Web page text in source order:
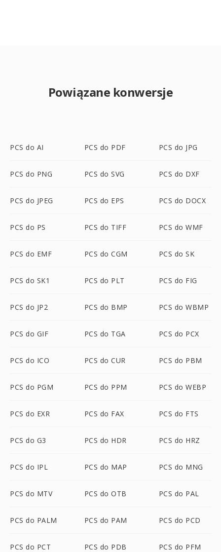
Powiązane konwersje
PCS do AI PCS do PDF PCS do JPG
PCS do PNG PCS do SVG PCS do DXF
PCS do JPEG PCS do EPS PCS do DOCX
PCS do PS PCS do TIFF PCS do WMF
PCS do EMF PCS do CGM PCS do SK
PCS do SK1 PCS do PLT PCS do FIG
PCS do JP2 PCS do BMP PCS do WBMP
PCS do GIF PCS do TGA PCS do PCX
PCS do ICO PCS do CUR PCS do PBM
PCS do PGM PCS do PPM PCS do WEBP
PCS do EXR PCS do FAX PCS do FTS
PCS do G3 PCS do HDR PCS do HRZ
PCS do IPL PCS do MAP PCS do MNG
PCS do MTV PCS do OTB PCS do PAL
PCS do PALM PCS do PAM PCS do PCD
PCS do PCT PCS do PDB PCS do PFM